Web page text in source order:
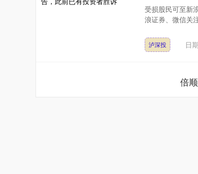
受损股民可至新
浪证券、微信关
泸深投 日
倍